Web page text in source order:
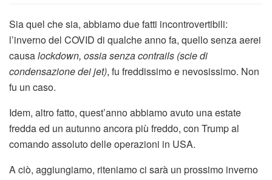
Sia quel che sia, abbiamo due fatti incontrovertibili:
l’inverno del COVID di qualche anno fa, quello senza aerei
causalockdown, ossia senza contrails (scie di
condensazione dei jet), fu freddissimo e nevosissimo. Non
fu un caso.
Idem, altro fatto, quest’anno abbiamo avuto una estate
fredda ed un autunno ancora più freddo, con Trump al
comando assoluto delle operazioni in USA.
A ciò, aggiungiamo, riteniamo ci sarà un prossimo inverno